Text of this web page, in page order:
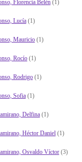
Florencia Belén(1)
Lucía(1)
Mauricio(1)
Rocío(1)
Rodrigo(1)
Sofia(1)
Delfina(1)
Héctor Daniel(1)
Osvaldo Víctor(3)